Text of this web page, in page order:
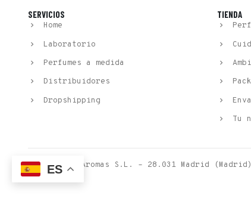
ES
SERVICIOS
Home
Laboratorio
Perfumes a medida
Distribuidores
Dropshipping
TIENDA
Tu
© Esenssi Aromas S.L. – 28.031 Madrid